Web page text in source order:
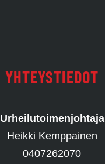
YHTEYSTIEDOT
Urheilutoimenjohtaja
Heikki Kemppainen
0407262070